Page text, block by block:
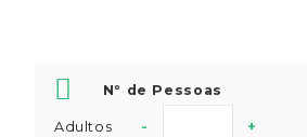
Nº de Pessoas
Adultos - +